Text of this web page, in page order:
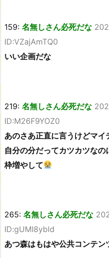
159: 名無しさん必死だな
ID:VZajAmTQ0
いい企画だな
219: 名無しさん必死だな
ID:M26F9YOZ0
あのさあ正直に言うけどマイ
自分の分だってカツカツなの
枠増やして
265: 名無しさん必死だな
ID:gUMI8ybld
あつ森はもはや公共コンテ